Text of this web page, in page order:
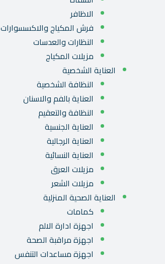
الاظافر
فرش المكياج والاكسسوارات
النظارات والعدسات
مزيلات المكياج
العناية الشخصية
النظافة الشخصية
العناية بالفم والاسنان
النظافة والتعقيم
العناية الجنسية
العناية الرجالية
العناية النسائية
مزيلات العرق
مزيلات الشعر
العناية الصحية المنزلية
كمامات
اجهزة ادارة الالم
اجهزة مراقبة الصحة
اجهزة مساعدات التنفس